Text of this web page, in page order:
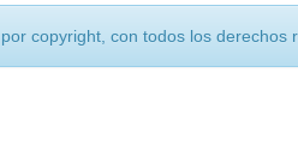
copyright, con todos los